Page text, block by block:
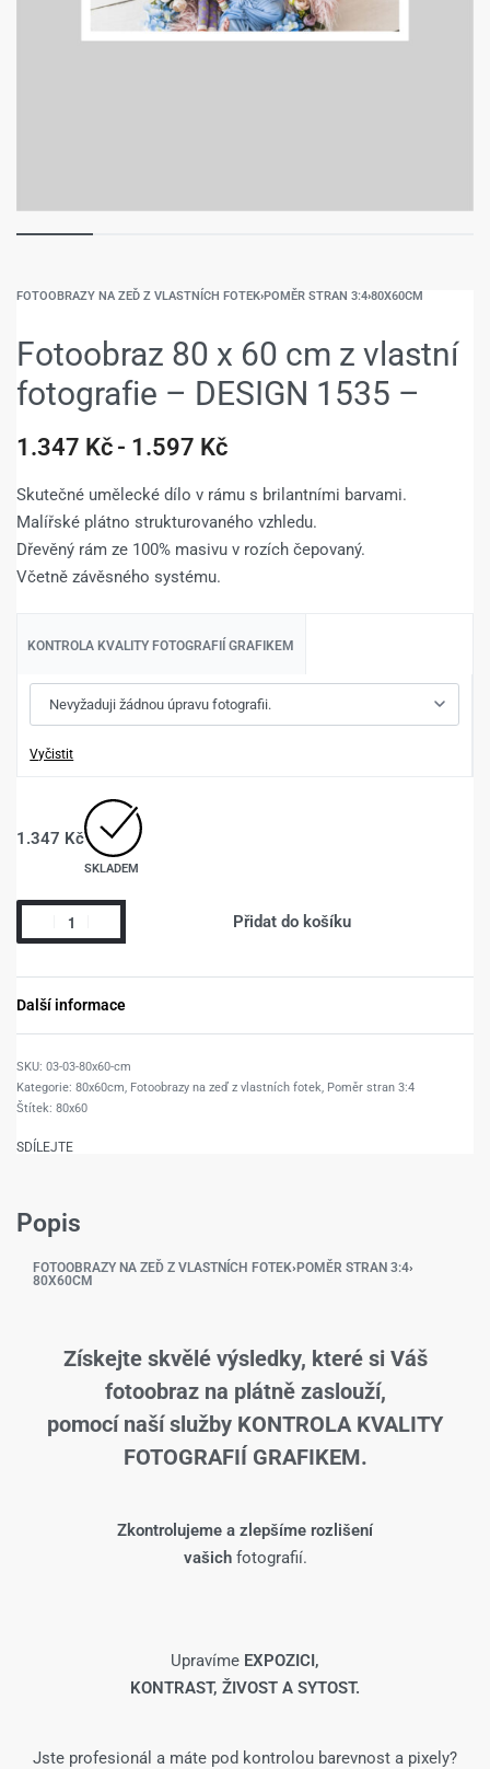
FOTOOBRAZY NA ZEĎ Z VLASTNÍCH FOTEK›POMĚR STRAN 3:4›80X60CM
Fotoobraz 80 x 60 cm z vlastní
fotografie – DESIGN 1535 –
1.347 Kč 1.597 Kč
Skutečné umělecké dílo v rámu s brilantními barvami.
Malířské plátno strukturovaného vzhledu.
Dřevěný rám ze 100% masivu v rozích čepovaný.
Včetně závěsného systému.
KONTROLA KVALITY FOTOGRAFIÍ GRAFIKEM
Vyčistit
1.347 Kč
SKLADEM
Přidat do košíku
Další informace
03-03-80x60-cm
Kategorie: 80x60cm, Fotoobrazy na zeď z vlastních fotek, Poměr stran 3:4
Štítek: 80x60
SDÍLEJTE
Popis
FOTOOBRAZY NA ZEĎ Z VLASTNÍCH FOTEK› POMĚR STRAN 3:4›
80X60CM
Získejte skvělé výsledky, které si Váš
fotoobraz na plátně zaslouží,
pomocí naší služby KONTROLA KVALITY
FOTOGRAFIÍ GRAFIKEM.
Zkontrolujeme a zlepšíme rozlišení
vašich fotografií.
Upravíme EXPOZICI,
KONTRAST, ŽIVOST A SYTOST.
Jste profesionál a máte pod kontrolou barevnost a pixely?